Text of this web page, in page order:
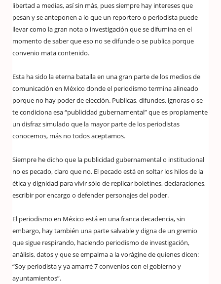
libertad a medias, así sin más, pues siempre hay intereses que
pesan y se anteponen a lo que un reportero o periodista puede
llevar como la gran nota o investigación que se difumina en el
momento de saber que eso no se difunde o se publica porque
convenio mata contenido.
Esta ha sido la eterna batalla en una gran parte de los medios de
comunicación en México donde el periodismo termina alineado
porque no hay poder de elección. Publicas, difundes, ignoras o se
te condiciona esa “publicidad gubernamental” que es propiamente
un disfraz simulado que la mayor parte de los periodistas
conocemos, más no todos aceptamos.
Siempre he dicho que la publicidad gubernamental o institucional
no es pecado, claro que no. El pecado está en soltar los hilos de la
ética y dignidad para vivir sólo de replicar boletines, declaraciones,
escribir por encargo o defender personajes del poder.
El periodismo en México está en una franca decadencia, sin
embargo, hay también una parte salvable y digna de un gremio
que sigue respirando, haciendo periodismo de investigación,
análisis, datos y que se empalma a la vorágine de quienes dicen:
“Soy periodista y ya amarré 7 convenios con el gobierno y
ayuntamientos”.